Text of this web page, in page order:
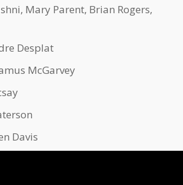
Mary Parent, Brian Rogers,
Desplat
McGarvey
Davis